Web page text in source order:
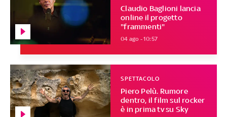
Claudio Baglioni lancia
online il progetto
"frammenti"
04 ago - 10:57
Piero Pelù. Rumore
dentro, il film sul rocker
è in prima tv su Sky
SPETTACOLO